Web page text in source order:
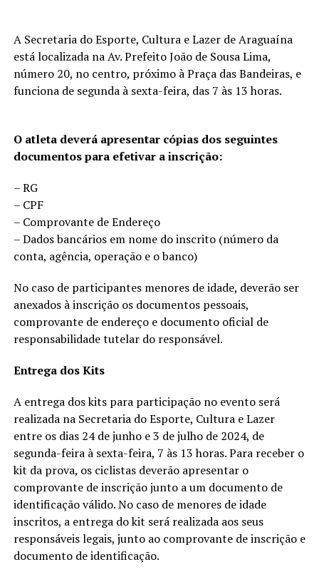
A Secretaria do Esporte, Cultura e Lazer de Araguaína
está localizada na Av. Prefeito João de Sousa Lima,
número 20, no centro, próximo à Praça das Bandeiras, e
funciona de segunda à sexta-feira, das 7 às 13 horas.
O atleta deverá apresentar cópias dos seguintes
documentos para efetivar a inscrição:
– RG
– CPF
– Comprovante de Endereço
– Dados bancários em nome do inscrito (número da
conta, agência, operação e o banco)
No caso de participantes menores de idade, deverão ser
anexados à inscrição os documentos pessoais,
comprovante de endereço e documento oficial de
responsabilidade tutelar do responsável.
Entrega dos Kits
A entrega dos kits para participação no evento será
realizada na Secretaria do Esporte, Cultura e Lazer
entre os dias 24 de junho e 3 de julho de 2024, de
segunda-feira à sexta-feira, 7 às 13 horas. Para receber o
kit da prova, os ciclistas deverão apresentar o
comprovante de inscrição junto a um documento de
identificação válido. No caso de menores de idade
inscritos, a entrega do kit será realizada aos seus
responsáveis legais, junto ao comprovante de inscrição e
documento de identificação.